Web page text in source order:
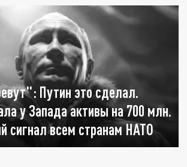
Путин это сделал.
у Запада активы на 700 млн.
сигнал всем странам НАТО